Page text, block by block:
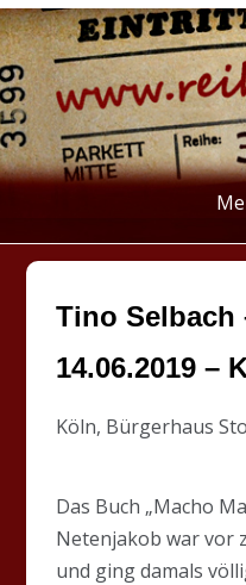
Skip
to
contentBerichte über Groß-
Tino Selbach
14.06.2019 –
Köln, Bürgerhaus
Das Buch „Macho
Netenjakob war vor
und ging damals